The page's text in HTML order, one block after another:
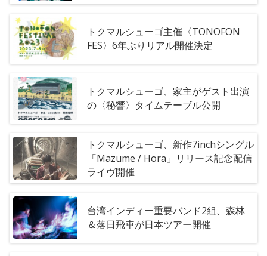
トクマルシューゴ主催〈TONOFON
FES〉6年ぶりリアル開催決定
トクマルシューゴ、家主がゲスト出演
の〈秘響〉タイムテーブル公開
トクマルシューゴ、新作7inchシングル
「Mazume / Hora」リリース記念配信
ライヴ開催
台湾インディー重要バンド2組、森林
＆落日飛車が日本ツアー開催